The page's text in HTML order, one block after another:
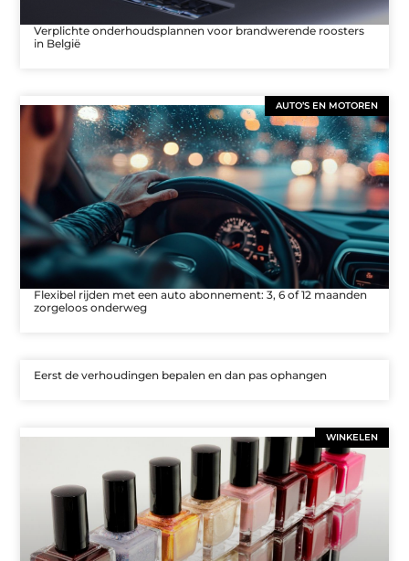
Verplichte onderhoudsplannen voor brandwerende roosters
in België
AUTO’S EN MOTOREN
Flexibel rijden met een auto abonnement: 3, 6 of 12 maanden
zorgeloos onderweg
Eerst de verhoudingen bepalen en dan pas ophangen
WINKELEN